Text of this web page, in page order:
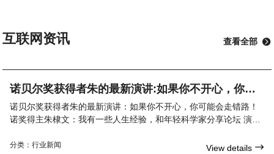
互联网资讯 查看全部 
诺贝尔奖获得者朱的最新演讲:如果你不开心，你可
能会走错路！
诺贝尔奖获得者朱的最新演讲：如果你不开心，你可能会走错路！
诺奖得主朱棣文：我有一些人生经验，和年轻科学家分享论坛 演讲
分类： 行业新闻 View details 